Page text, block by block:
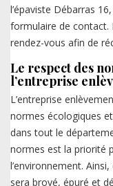
l’épaviste Débarras
formulaire de contact.
rendez-vous afin de
Le respect des
l’entreprise
L’entreprise
normes écologiques
dans tout le
normes est la priorité
l’environnement.
sera broyé, épuré et